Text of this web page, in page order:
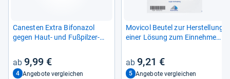
Canes­ten Extra Bifona­zol
gegen Haut-​ und Fuß­pil­zer­
9,99 €
4 Angebote vergleichen
Movi­col Beu­tel zur Her­stel­lung
einer Lösung zum Ein­neh­men
9,21 €
5 Angebote vergleichen